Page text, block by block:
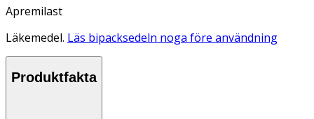
Apremilast
Läkemedel. Läs bipacksedeln noga före användning
Produktfakta